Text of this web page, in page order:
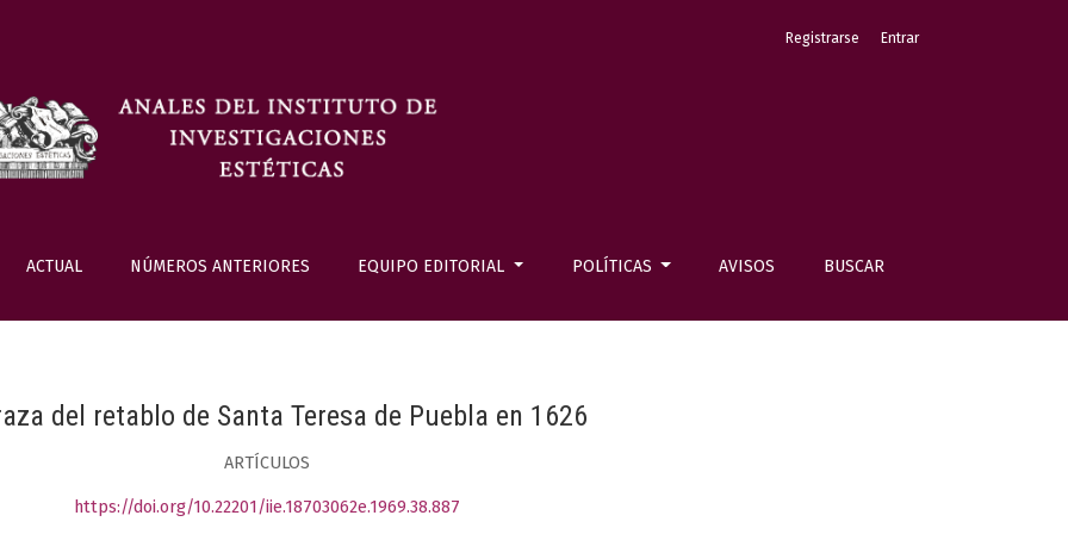
ACTUAL NÚMEROS ANTERIORES EQUIPO EDITORIAL POLÍTICAS AVISOS BUSCAR
Registrarse Entrar
del retablo de Santa Teresa de Puebla en 1626
ARTÍCULOS
https://doi.org/10.22201/iie.18703062e.1969.38.887